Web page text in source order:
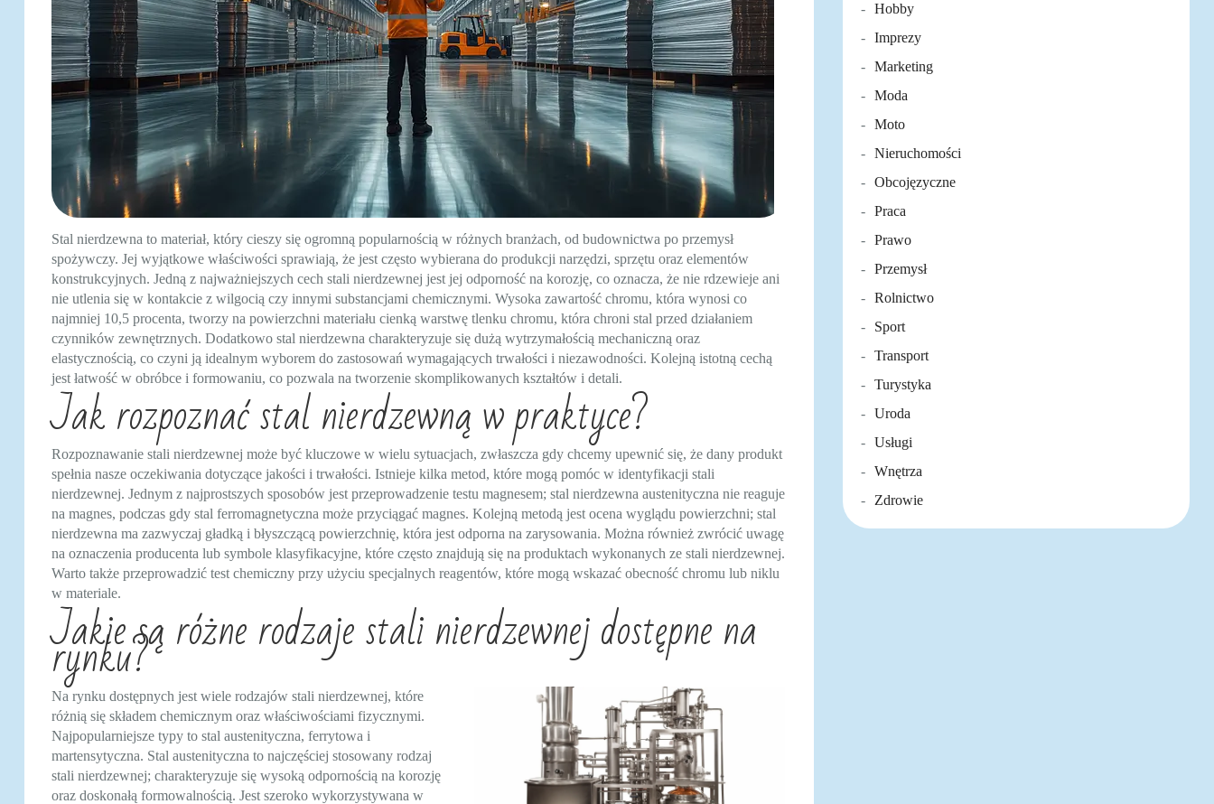
Stal nierdzewna to materiał, który cieszy się ogromną popularnością w różnych branżach, od budownictwa po przemysł
spożywczy. Jej wyjątkowe właściwości sprawiają, że jest często wybierana do produkcji narzędzi, sprzętu oraz elementów
konstrukcyjnych. Jedną z najważniejszych cech stali nierdzewnej jest jej odporność na korozję, co oznacza, że nie rdzewieje ani
nie utlenia się w kontakcie z wilgocią czy innymi substancjami chemicznymi. Wysoka zawartość chromu, która wynosi co
najmniej 10,5 procenta, tworzy na powierzchni materiału cienką warstwę tlenku chromu, która chroni stal przed działaniem
czynników zewnętrznych. Dodatkowo stal nierdzewna charakteryzuje się dużą wytrzymałością mechaniczną oraz
elastycznością, co czyni ją idealnym wyborem do zastosowań wymagających trwałości i niezawodności. Kolejną istotną cechą
jest łatwość w obróbce i formowaniu, co pozwala na tworzenie skomplikowanych kształtów i detali.
Jak rozpoznać stal nierdzewną w praktyce?
Rozpoznawanie stali nierdzewnej może być kluczowe w wielu sytuacjach, zwłaszcza gdy chcemy upewnić się, że dany produkt
spełnia nasze oczekiwania dotyczące jakości i trwałości. Istnieje kilka metod, które mogą pomóc w identyfikacji stali
nierdzewnej. Jednym z najprostszych sposobów jest przeprowadzenie testu magnesem; stal nierdzewna austenityczna nie reaguje
na magnes, podczas gdy stal ferromagnetyczna może przyciągać magnes. Kolejną metodą jest ocena wyglądu powierzchni; stal
nierdzewna ma zazwyczaj gładką i błyszczącą powierzchnię, która jest odporna na zarysowania. Można również zwrócić uwagę
na oznaczenia producenta lub symbole klasyfikacyjne, które często znajdują się na produktach wykonanych ze stali nierdzewnej.
Warto także przeprowadzić test chemiczny przy użyciu specjalnych reagentów, które mogą wskazać obecność chromu lub niklu
w materiale.
Jakie są różne rodzaje stali nierdzewnej dostępne na
rynku?
Na rynku dostępnych jest wiele rodzajów stali nierdzewnej, które
różnią się składem chemicznym oraz właściwościami fizycznymi.
Najpopularniejsze typy to stal austenityczna, ferrytowa i
martensytyczna. Stal austenityczna to najczęściej stosowany rodzaj
stali nierdzewnej; charakteryzuje się wysoką odpornością na korozję
oraz doskonałą formowalnością. Jest szeroko wykorzystywana w
Hobby
Imprezy
Marketing
Moda
Moto
Nieruchomości
Obcojęzyczne
Praca
Prawo
Przemysł
Rolnictwo
Sport
Transport
Turystyka
Uroda
Usługi
Wnętrza
Zdrowie